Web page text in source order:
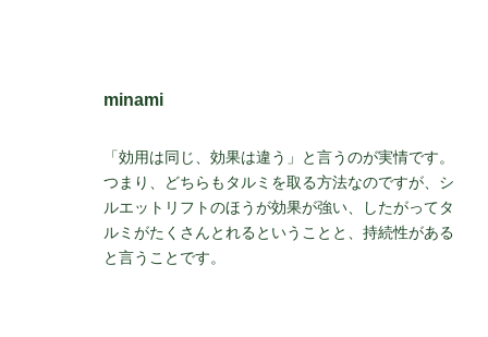
minami
「効用は同じ、効果は違う」と言うのが実情です。
つまり、どちらもタルミを取る方法なのですが、シ
ルエットリフトのほうが効果が強い、したがってタ
ルミがたくさんとれるということと、持続性がある
と言うことです。